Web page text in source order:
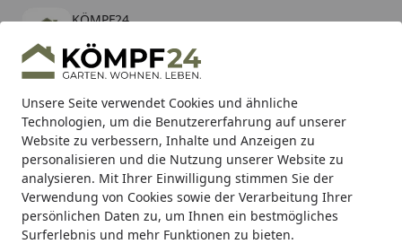
Unsere Seite verwendet Cookies und ähnliche
Technologien, um die Benutzererfahrung auf unserer
Website zu verbessern, Inhalte und Anzeigen zu
personalisieren und die Nutzung unserer Website zu
analysieren. Mit Ihrer Einwilligung stimmen Sie der
Verwendung von Cookies sowie der Verarbeitung Ihrer
persönlichen Daten zu, um Ihnen ein bestmögliches
Surferlebnis und mehr Funktionen zu bieten.
KÖMPF24
kostenlos - Im App Store
Hotline
Alle Produkte
Mein Konto
Suchen
Karibu Pools inkl. gratis Sandfilteranlage & Pool-
Starterset (Gesamtwert bis 468,99€)